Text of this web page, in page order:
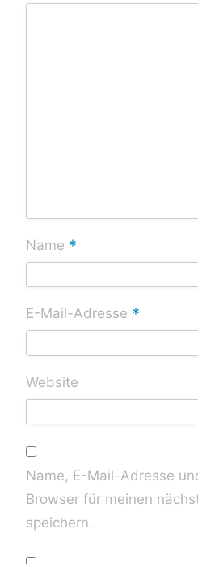
Name *
E-Mail-Adresse *
Website
Name, E-Mail-Adresse
Browser für meinen
speichern.